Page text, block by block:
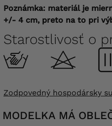
Poznámka: materiál je
+/- 4 cm, preto na to pri
Starostlivosť o
Zodpovedný hospodársky
MODELKA MÁ